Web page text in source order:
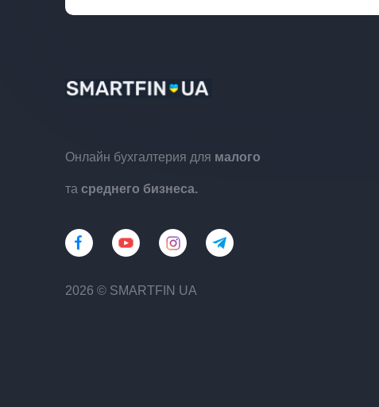
Онлайн бухгалтерия для малого
та среднего бизнеса.
2026 © SMARTFIN UA